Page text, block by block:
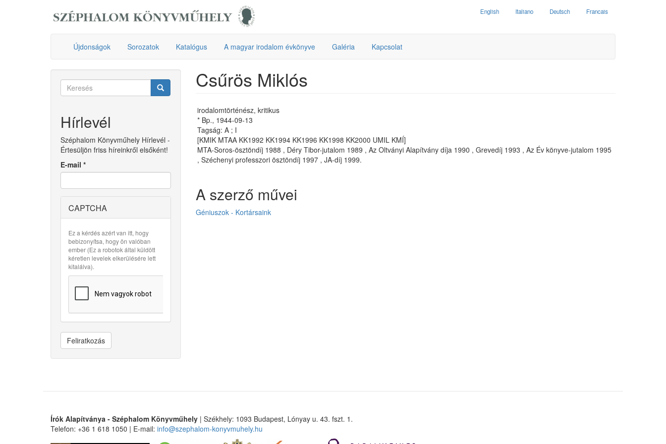
English Italiano Deutsch Francais
Újdonságok Sorozatok Katalógus A magyar irodalom évkönyve Galéria Kapcsolat
Keresés
Hírlevél
Széphalom Könyvműhely Hírlevél -
Értesüljön friss híreinkről elsőként!
E-mail *
CAPTCHA
Ez a kérdés azért van itt, hogy
bebizonyítsa, hogy ön valóban
ember (Ez a robotok által küldött
kéretlen levelek elkerülésére lett
kitalálva).
Feliratkozás
Csűrös Miklós
irodalomtörténész, kritikus
* Bp., 1944-09-13
Tagság: A ; I
[KMIK MTAA KK1992 KK1994 KK1996 KK1998 KK2000 UMIL KMÍ]
MTA-Soros-ösztöndíj 1988 , Déry Tibor-jutalom 1989 , Az Oltványi Alapítvány díja 1990 , Grevedíj 1993 , Az Év könyve-jutalom 1995
, Széchenyi professzori ösztöndíj 1997 , JA-díj 1999.
A szerző művei
Géniuszok - Kortársaink
Írók Alapítványa - Széphalom Könyvműhely | Székhely: 1093 Budapest, Lónyay u. 43. fszt. 1.
Telefon: +36 1 618 1050 | E-mail: info@szephalom-konyvmuhely.hu